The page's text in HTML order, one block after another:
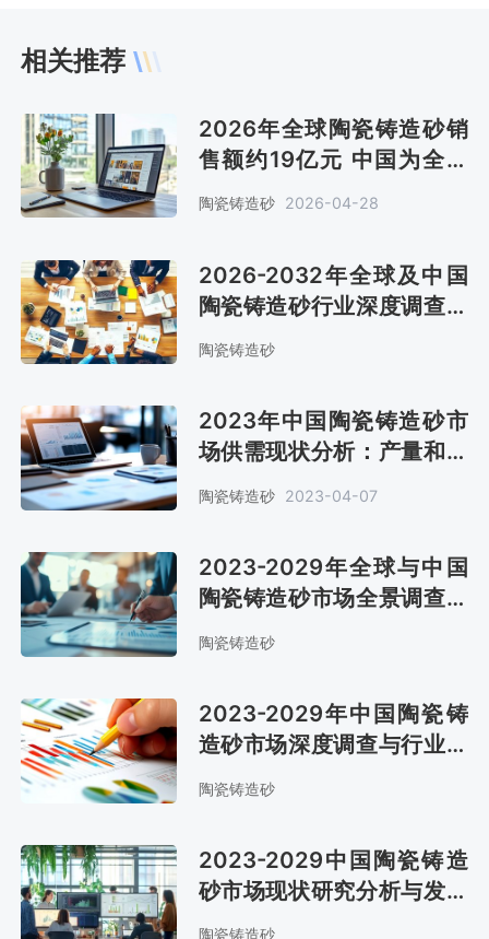
相关推荐
2026年全球陶瓷铸造砂销
售额约19亿元 中国为全球
最大市场 市场占比将提升
[图]
陶瓷铸造砂 2026-04-28
2026-2032年全球及中国
陶瓷铸造砂行业深度调查与
投资潜力分析报告
陶瓷铸造砂
2023年中国陶瓷铸造砂市
场供需现状分析：产量和需
求量分别达32.6万吨和28.1
万吨[图]
陶瓷铸造砂 2023-04-07
2023-2029年全球与中国
陶瓷铸造砂市场全景调查与
投资前景预测报告
陶瓷铸造砂
2023-2029年中国陶瓷铸
造砂市场深度调查与行业竞
争对手分析报告
陶瓷铸造砂
2023-2029中国陶瓷铸造
砂市场现状研究分析与发展
前景预测报告
陶瓷铸造砂